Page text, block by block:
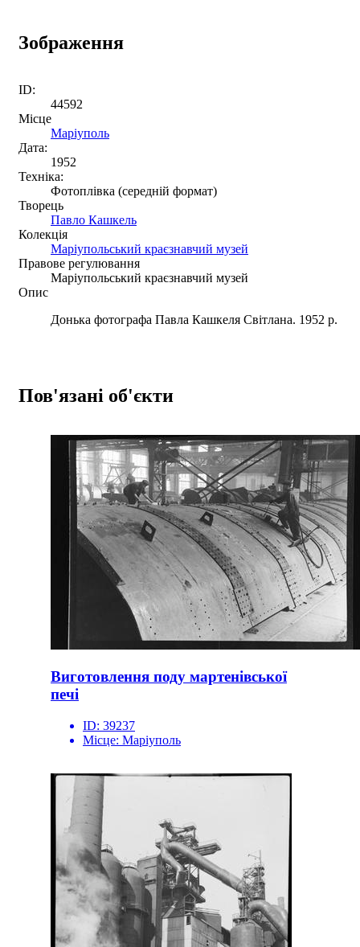
Зображення
ID:
44592
Місце
Маріуполь
Дата:
1952
Техніка:
Фотоплівка (середній формат)
Творець
Павло Кашкель
Колекція
Маріупольський краєзнавчий музей
Правове регулювання
Маріупольський краєзнавчий музей
Опис
Донька фотографа Павла Кашкеля Світлана. 1952 р.
Пов'язані об'єкти
Виготовлення поду мартенівської
печі
ID: 39237
Місце: Маріуполь